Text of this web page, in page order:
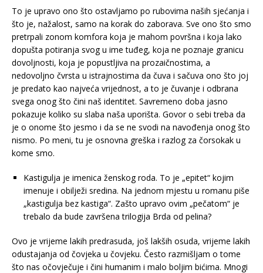
To je upravo ono što ostavljamo po rubovima naših sjećanja i
što je, nažalost, samo na korak do zaborava. Sve ono što smo
pretrpali zonom komfora koja je mahom površna i koja lako
dopušta potiranja svog u ime tuđeg, koja ne poznaje granicu
dovoljnosti, koja je popustljiva na prozaičnostima, a
nedovoljno čvrsta u istrajnostima da čuva i sačuva ono što joj
je predato kao najveća vrijednost, a to je čuvanje i odbrana
svega onog što čini naš identitet. Savremeno doba jasno
pokazuje koliko su slaba naša uporišta. Govor o sebi treba da
je o onome što jesmo i da se ne svodi na navođenja onog što
nismo. Po meni, tu je osnovna greška i razlog za čorsokak u
kome smo.
Kastigulja je imenica ženskog roda. To je „epitet“ kojim
imenuje i obilježi sredina. Na jednom mjestu u romanu piše
„kastigulja bez kastiga“. Zašto upravo ovim „pečatom“ je
trebalo da bude završena trilogija Brda od pelina?
Ovo je vrijeme lakih predrasuda, još lakših osuda, vrijeme lakih
odustajanja od čovjeka u čovjeku. Često razmišljam o tome
što nas očovječuje i čini humanim i malo boljim bićima. Mnogi